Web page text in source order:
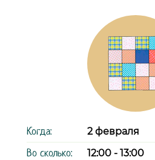
Когда: 2 февраля
Во сколько: 12:00 - 13:00